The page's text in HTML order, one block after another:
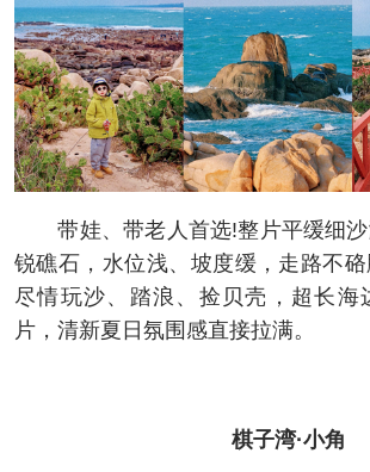
带娃、带老人首选!整片平缓细沙
锐礁石，水位浅、坡度缓，走路不
尽情玩沙、踏浪、捡贝壳，超长海
片，清新夏日氛围感直接拉满。
棋子湾·小角